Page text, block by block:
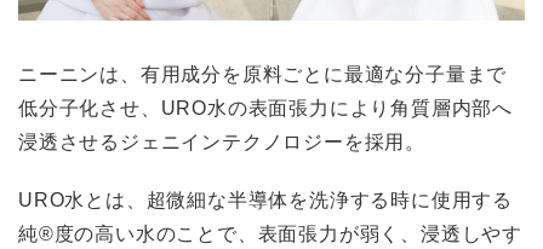
ニーニンは、有用成分を原料ごとに最適な分子量まで
低分子化させ、URO水の表面張力により角質層内部へ
浸透させるジェニインテクノロジーを採用。
URO水とは、超微細な半導体を洗浄する時に使用する
純®度の高い水のことで、表面張力が弱く、浸透しやす